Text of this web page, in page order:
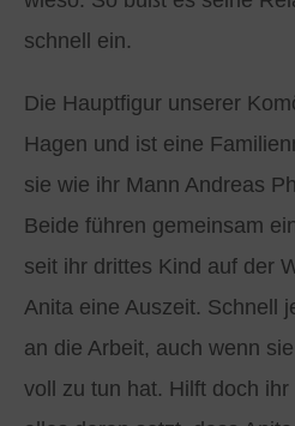
schnell ein.
Die Hauptfigur unserer
Hagen und ist eine
sie wie ihr Mann Andreas
Beide führen gemeinsam
seit ihr drittes Kind auf der
Anita eine Auszeit. Schnell
an die Arbeit, auch wenn
voll zu tun hat. Hilft doch